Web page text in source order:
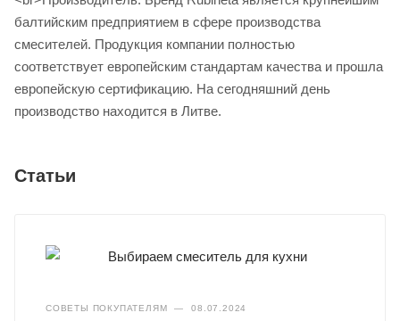
балтийским предприятием в сфере производства
смесителей. Продукция компании полностью
соответствует европейским стандартам качества и прошла
европейскую сертификацию. На сегодняшний день
производство находится в Литве.
Статьи
СОВЕТЫ ПОКУПАТЕЛЯМ — 08.07.2024